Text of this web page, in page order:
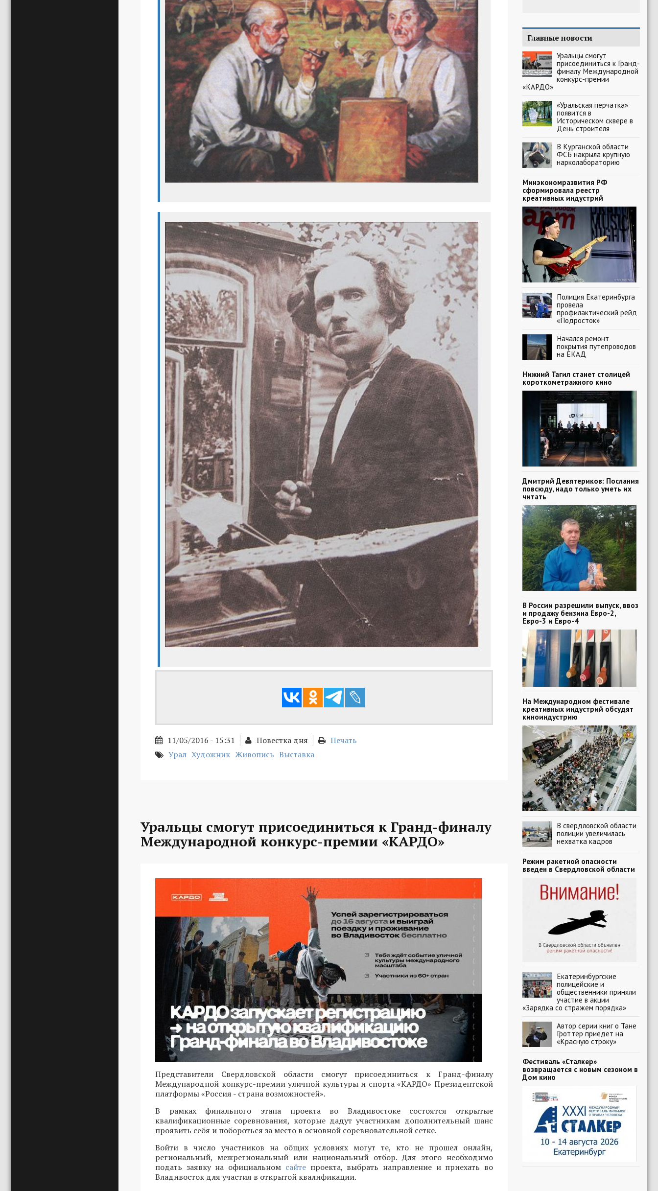
11/05/2016 - 15:31 Повестка дня
Печать
Урал Художник Живопись Выставка
Уральцы смогут присоединиться к Гранд-финалу
Международной конкурс-премии «КАРДО»
Представители Свердловской области смогут присоединиться к Гранд-финалу
Международной конкурс-премии уличной культуры и спорта «КАРДО» Президентской
платформы «Россия - страна возможностей».
В рамках финального этапа проекта во Владивостоке состоятся открытые
квалификационные соревнования, которые дадут участникам дополнительный шанс
проявить себя и побороться за место в основной соревновательной сетке.
Войти в число участников на общих условиях могут те, кто не прошел онлайн,
региональный, межрегиональный или национальный отбор. Для этого необходимо
подать заявку на официальном сайтепроекта, выбрать направление и приехать во
Владивосток для участия в открытой квалификации.
Главные новости
Уральцы смогут
присоединиться к Гранд-
финалу Международной
конкурс-премии
«КАРДО»
«Уральская перчатка»
появится в
Историческом сквере в
День строителя
В Курганской области
ФСБ накрыла крупную
нарколабораторию
Минэкономразвития РФ
сформировала реестр
креативных индустрий
Полиция Екатеринбурга
провела
профилактический рейд
«Подросток»
Начался ремонт
покрытия путепроводов
на ЕКАД
Нижний Тагил станет столицей
короткометражного кино
Дмитрий Девятериков: Послания
повсюду, надо только уметь их
читать
В России разрешили выпуск, ввоз
и продажу бензина Евро-2,
Евро-3 и Евро-4
На Международном фестивале
креативных индустрий обсудят
киноиндустрию
В свердловской области
полиции увеличилась
нехватка кадров
Режим ракетной опасности
введен в Свердловской области
Екатеринбургские
полицейские и
общественники приняли
участие в акции
«Зарядка со стражем порядка»
Автор серии книг о Тане
Гроттер приедет на
«Красную строку»
Фестиваль «Сталкер»
возвращается с новым сезоном в
Дом кино